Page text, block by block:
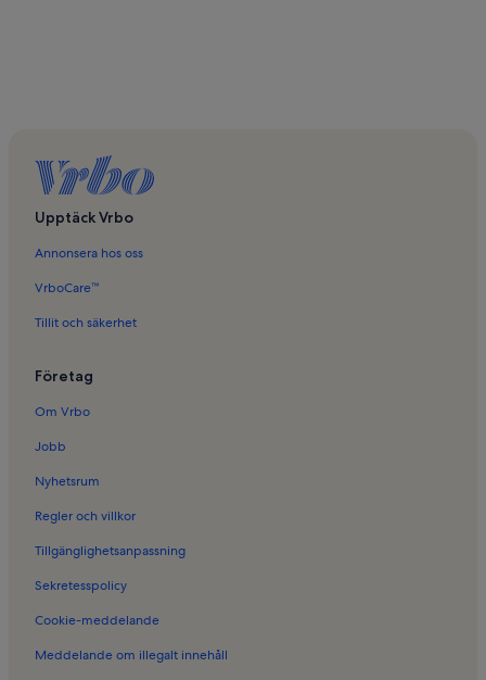
Upptäck Vrbo
Annonsera hos oss
VrboCare™
Tillit och säkerhet
Företag
Om Vrbo
Jobb
Nyhetsrum
Regler och villkor
Tillgänglighetsanpassning
Sekretesspolicy
Cookie-meddelande
Meddelande om illegalt innehåll